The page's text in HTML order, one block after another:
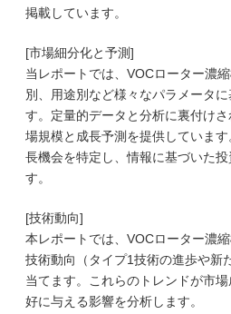
掲載しています。
[市場細分化と予測]
当レポートでは、VOCローター濃
別、用途別など様々なパラメータ
す。定量的データと分析に裏付け
場規模と成長予測を提供していま
長機会を特定し、情報に基づいた
す。
[技術動向]
本レポートでは、VOCローター濃
技術動向（タイプ1技術の進歩や新
当てます。これらのトレンドが市
好に与える影響を分析します。